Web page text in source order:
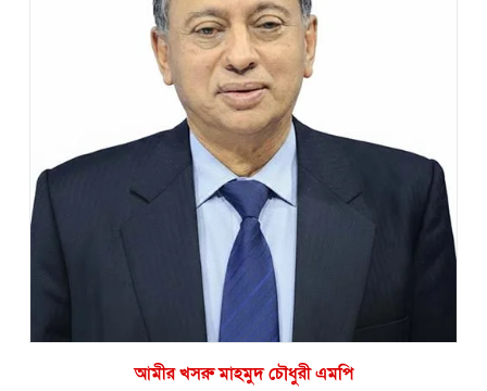
আমীর খসরু মাহমুদ চৌধুরী এমপি